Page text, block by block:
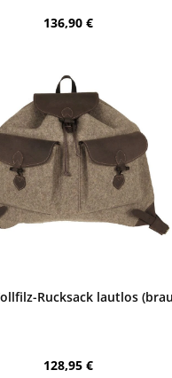
Regulärer Preis:
136,90 €
Rucksack lautlos
Regulärer Preis:
128,95 €